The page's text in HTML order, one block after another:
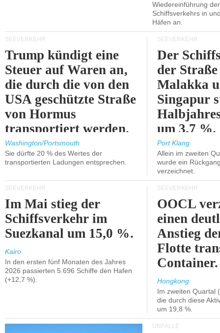
Wiedereinführung
Schiffsverkehrs in
Häfen an.
SEEVERKEHR
Trump kündigt eine
Steuer auf Waren an,
die durch die von den
USA geschützte Straße
von Hormus
transportiert werden.
Washington/Portsmouth
Sie dürfte 20 % des Wertes der
transportierten Ladungen entsprechen.
SEEVERKEHR
Der
der
Malakka
Singapur
um 3,7 %.
Port Klang
Allein im zweiten
wurde ein
verzeichnet.
SEEVERKEHR
Im Mai stieg der
Schiffsverkehr im
Suezkanal um 15,0 %.
Kairo
In den ersten fünf Monaten des Jahres
2026 passierten 5.696 Schiffe den Hafen
(+12,7 %).
SEEVERKEHR
OOCL
einen
Anstieg
Flotte
Container.
Hongkong
Im zweiten Quartal
die durch diese
um 19,8 %.
UNFÄLLE